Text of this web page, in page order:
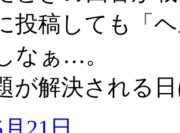
投稿しても「
なぁ…。
が解決される